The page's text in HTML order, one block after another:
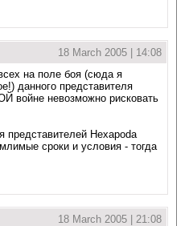
18 March 2005 | 14:08
на поле боя (сюда я
данного представителя
войне невозможно рисковать
представителей Hexapoda
сроки и условия - тогда
18 March 2005 | 21:08